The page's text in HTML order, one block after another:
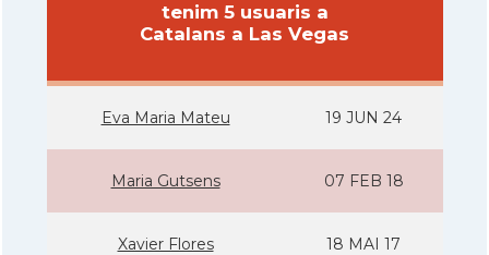
tenim 5 usuaris a
Catalans a Las Vegas
Eva Maria Mateu 19 JUN 24
Maria Gutsens 07 FEB 18
Xavier Flores 18 MAI 17